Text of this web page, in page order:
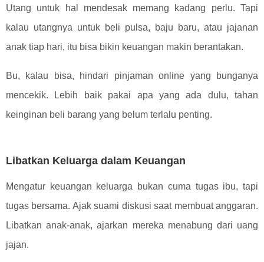
Utang untuk hal mendesak memang kadang perlu. Tapi
kalau utangnya untuk beli pulsa, baju baru, atau jajanan
anak tiap hari, itu bisa bikin keuangan makin berantakan.
Bu, kalau bisa, hindari pinjaman online yang bunganya
mencekik. Lebih baik pakai apa yang ada dulu, tahan
keinginan beli barang yang belum terlalu penting.
Libatkan Keluarga dalam Keuangan
Mengatur keuangan keluarga bukan cuma tugas ibu, tapi
tugas bersama. Ajak suami diskusi saat membuat anggaran.
Libatkan anak-anak, ajarkan mereka menabung dari uang
jajan.